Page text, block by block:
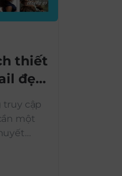
thiết
đẹp,
cập
một